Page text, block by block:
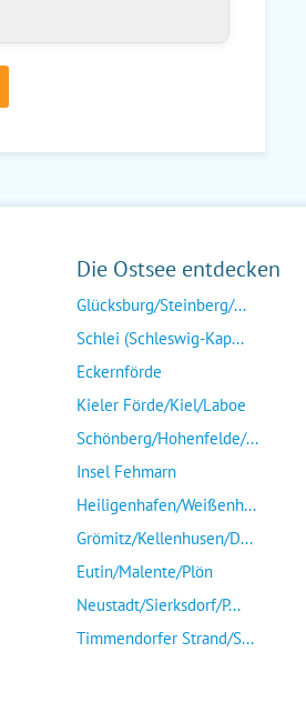
Die Ostsee entdecken
Glücksburg/Steinberg/...
Schlei (Schleswig-Kap...
Eckernförde
Kieler Förde/Kiel/Laboe
Schönberg/Hohenfelde/...
Insel Fehmarn
Heiligenhafen/Weißenh...
Grömitz/Kellenhusen/D...
Eutin/Malente/Plön
Neustadt/Sierksdorf/P...
Timmendorfer Strand/S...